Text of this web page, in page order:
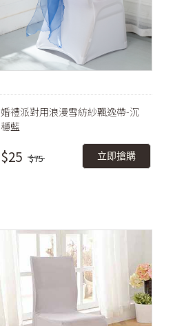
婚禮派對用浪漫雪紡紗飄逸帶-沉
穩藍
$25 $75 立即搶購